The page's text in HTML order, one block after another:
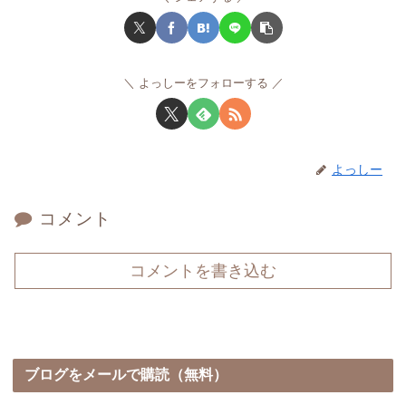
よっしーをフォローする
よっしー
コメント
コメントを書き込む
ブログをメールで購読（無料）